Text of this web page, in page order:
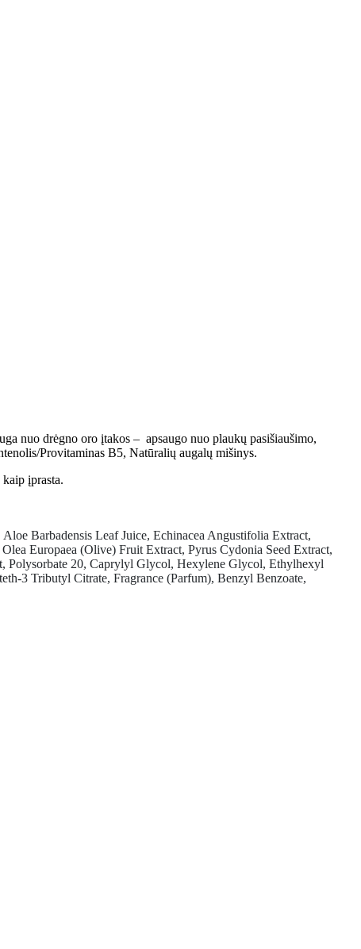
nuo drėgno oro įtakos – apsaugo nuo plaukų pasišiaušimo,
Provitaminas B5, Natūralių augalų mišinys.
įprasta.
Barbadensis Leaf Juice, Echinacea Angustifolia Extract,
Europaea (Olive) Fruit Extract, Pyrus Cydonia Seed Extract,
Polysorbate 20, Caprylyl Glycol, Hexylene Glycol, Ethylhexyl
3 Tributyl Citrate, Fragrance (Parfum), Benzyl Benzoate,